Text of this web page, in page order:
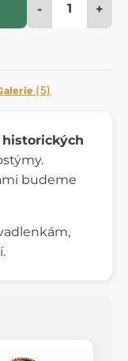
- +
(5)
historických
budeme